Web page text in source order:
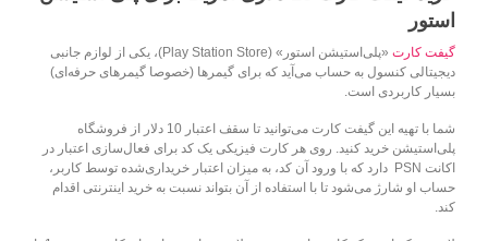
استور
گیفت کارت
«پلی‌استیشن استور» (Play Station Store)، یکی از لوازم جانبی
دیجیتالی کنسول به‌ حساب می‌آید که برای گیمرها (خصوصا گیمرهای حرفه‌ای)
بسیار کاربردی است.
شما با تهیه این گیفت کارت می‌توانید تا سقف اعتبار 10 دلار از فروشگاه
پلی‌استیشن خرید کنید. روی هر کارت فیزیکی یک کد برای فعال‌سازی اعتبار در
اکانت PSN دارد که با ورود آن کد، به میزان اعتبار خریداری‌شده توسط کاربر،
حساب او شارژ می‌شود تا با استفاده از آن بتواند نسبت به خرید اینترنتی اقدام
کند.